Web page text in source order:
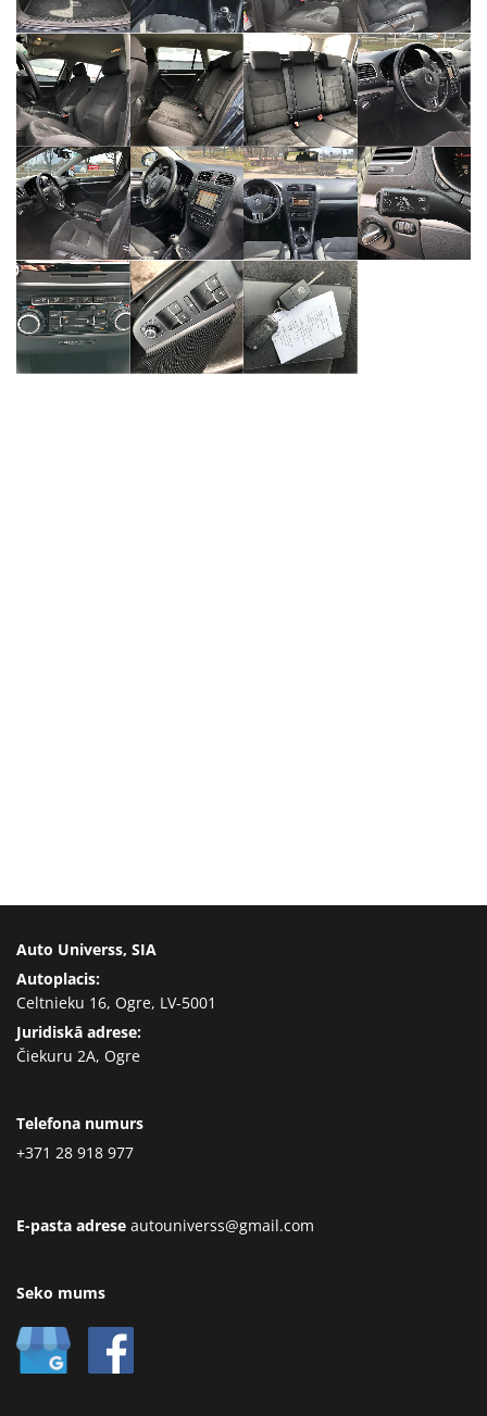
Auto Universs, SIA
Autoplacis:
Celtnieku 16, Ogre, LV-5001
Juridiskā adrese:
Čiekuru 2A, Ogre
Telefona numurs
+371 28 918 977
E-pasta adrese autouniverss@gmail.com
Seko mums